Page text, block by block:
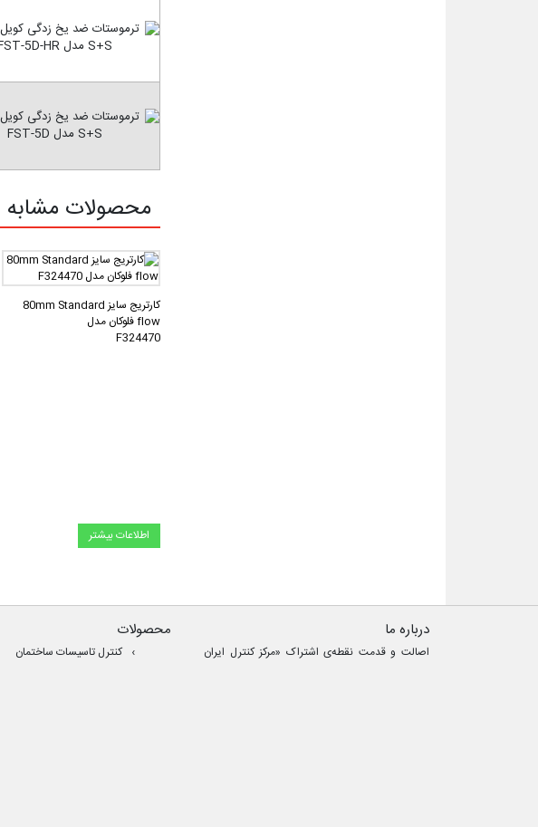
محصولات مشابه
کارتریج سایز 80mm Standard
flow فلوکان مدل
F324470
اطلاعات بیشتر
درباره ما
اصالت و قدمت نقطه‌ی اشتراک «مرکز کنترل ایران
محصولات
کنترل تاسیسات ساختمان